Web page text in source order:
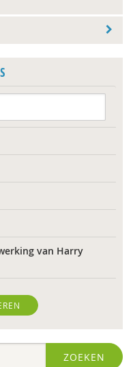
van Harry
ZOEKEN